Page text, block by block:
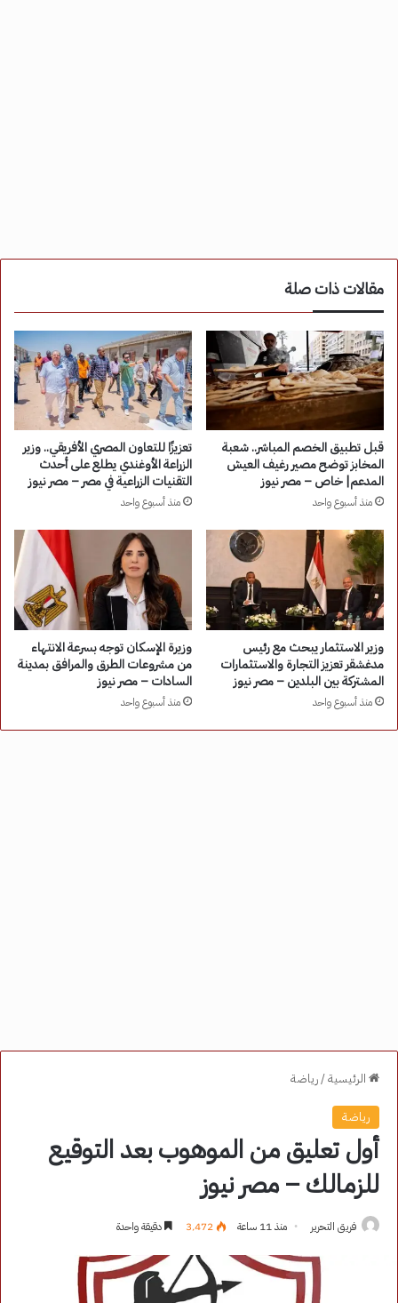
مقالات ذات صلة
قبل تطبيق الخصم المباشر.. شعبة
المخابز توضح مصير رغيف العيش
المدعم| خاص – مصر نيوز
منذ أسبوع واحد
تعزيزًا للتعاون المصري الأفريقي.. وزير
الزراعة الأوغندي يطلع على أحدث
التقنيات الزراعية في مصر – مصر نيوز
منذ أسبوع واحد
وزير الاستثمار يبحث مع رئيس
مدغشقر تعزيز التجارة والاستثمارات
المشتركة بين البلدين – مصر نيوز
منذ أسبوع واحد
وزيرة الإسكان توجه بسرعة الانتهاء
من مشروعات الطرق والمرافق بمدينة
السادات – مصر نيوز
منذ أسبوع واحد